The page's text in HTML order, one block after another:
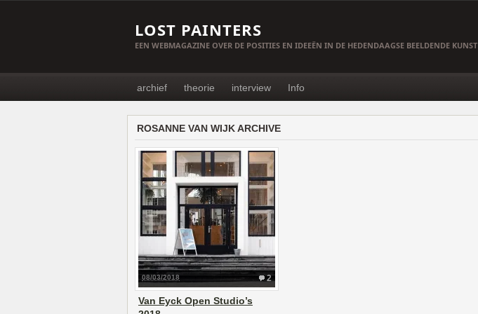
LOST PAINTERS
EEN WEBMAGAZINE OVER DE POSITIES EN IDEEËN IN DE HEDENDAAGSE BEELDENDE KUNST
archief theorie interview Info
ROSANNE VAN WIJK ARCHIVE
2
08/03/2018
Van Eyck Open Studio’s